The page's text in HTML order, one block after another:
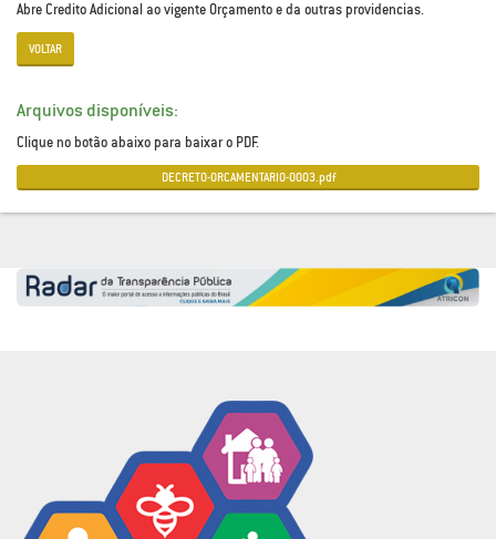
Abre Credito Adicional ao vigente Orçamento e da outras providencias.
VOLTAR
Arquivos disponíveis:
Clique no botão abaixo para baixar o PDF.
DECRETO-ORCAMENTARIO-0003.pdf